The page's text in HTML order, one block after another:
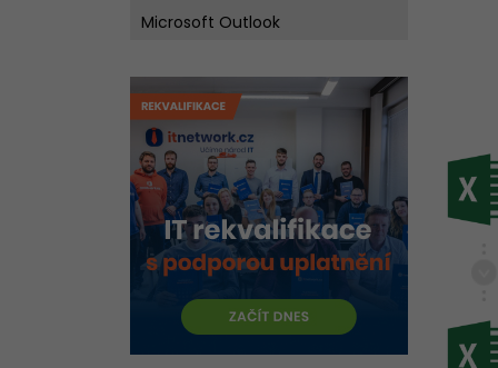
Microsoft Outlook